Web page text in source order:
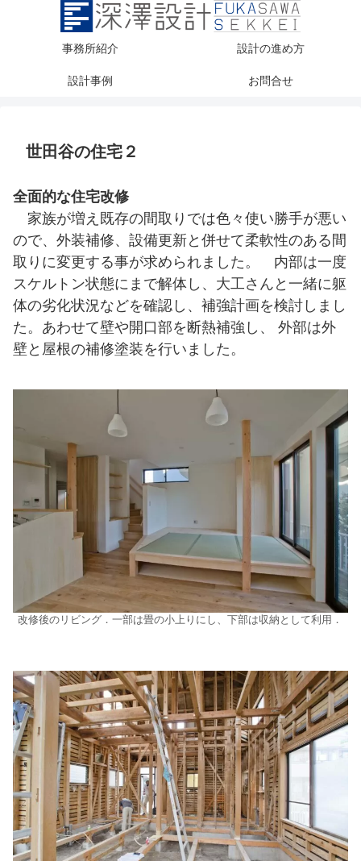
事務所紹介 設計の進め方
設計事例 お問合せ
世田谷の住宅２
全面的な住宅改修
家族が増え既存の間取りでは色々使い勝手が悪い
ので、外装補修、設備更新と併せて柔軟性のある間
取りに変更する事が求められました。 内部は一度
スケルトン状態にまで解体し、大工さんと一緒に躯
体の劣化状況などを確認し、補強計画を検討しまし
た。あわせて壁や開口部を断熱補強し、 外部は外
壁と屋根の補修塗装を行いました。
改修後のリビング．一部は畳の小上りにし、下部は収納として利用．